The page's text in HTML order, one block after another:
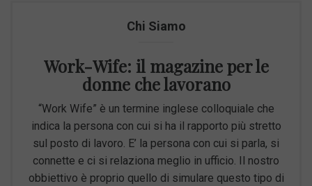
Chi Siamo
Work-Wife: il magazine per le
donne che lavorano
“Work Wife” è un termine inglese colloquiale che
indica la persona con cui si ha il rapporto più stretto
sul posto di lavoro. E’ la persona con cui si parla, si
connette e ci si relaziona meglio in ufficio. Il nostro
obbiettivo è proprio quello di simulare questo tipo di